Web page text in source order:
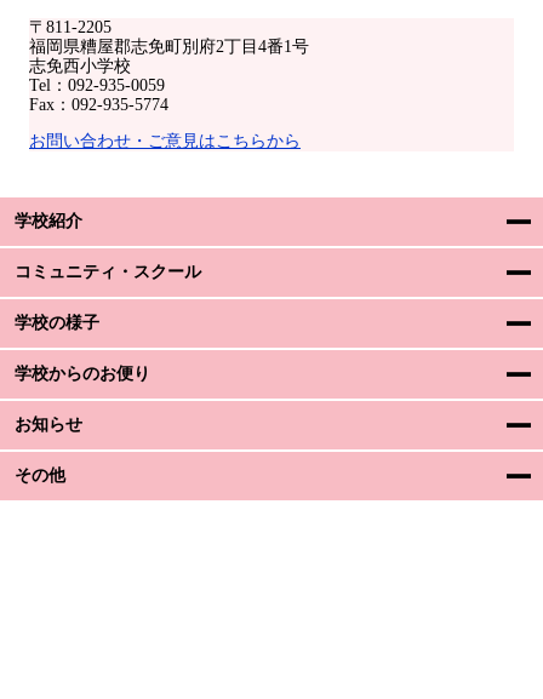
〒811-2205
福岡県糟屋郡志免町別府2丁目4番1号
志免西小学校
Tel：092-935-0059
Fax：092-935-5774
お問い合わせ・ご意見はこちらから
学校紹介
コミュニティ・スクール
学校の様子
学校からのお便り
お知らせ
その他